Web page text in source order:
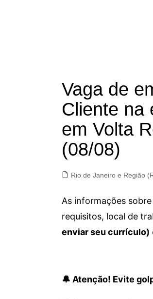
Vaga de
Cliente na
em Volta
(08/08)
Rio de Janeiro e Região
As informações
requisitos, local de
enviar seu currículo)
🔔 Atenção! Evite